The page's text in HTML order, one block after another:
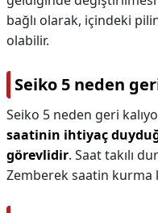
bağlı olarak, içindeki
olabilir.
Seiko 5 neden
Seiko 5 neden geri
saatinin ihtiyaç
görevlidir. Saat takılı
Zemberek saatin kurma